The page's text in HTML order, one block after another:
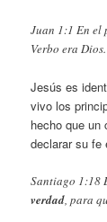
Juan 1:1 En el
Verbo era
Jesús es
vivo los
hecho que un
declarar su fe
Santiago 1:18
verdad, para